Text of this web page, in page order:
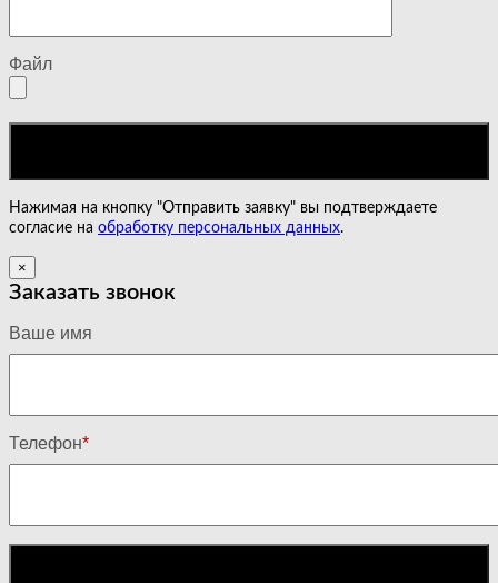
Файл
Нажимая на кнопку "Отправить заявку" вы подтверждаете
согласие на обработку персональных данных.
×
Заказать звонок
Ваше имя
Телефон*